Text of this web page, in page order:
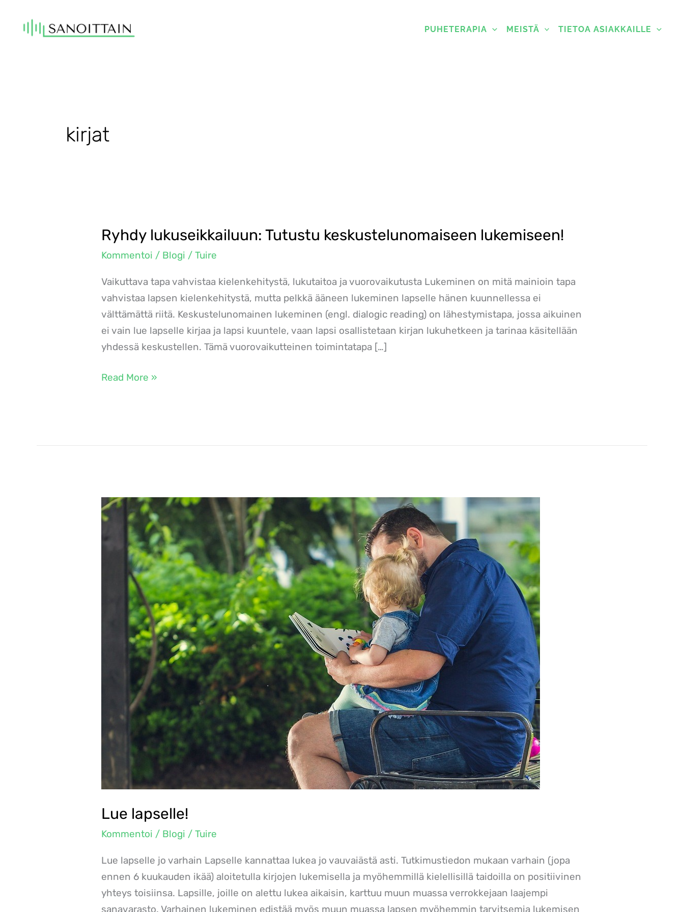
sisältöön
PUHETERAPIA MEISTÄ TIETOA ASIAKKAILLE
kirjat
Ryhdy lukuseikkailuun: Tutustu keskustelunomaiseen lukemiseen!
Kommentoi / Blogi / Tuire
Vaikuttava tapa vahvistaa kielenkehitystä, lukutaitoa ja vuorovaikutusta Lukeminen on mitä mainioin tapa
vahvistaa lapsen kielenkehitystä, mutta pelkkä ääneen lukeminen lapselle hänen kuunnellessa ei
välttämättä riitä. Keskustelunomainen lukeminen (engl. dialogic reading) on lähestymistapa, jossa aikuinen
ei vain lue lapselle kirjaa ja lapsi kuuntele, vaan lapsi osallistetaan kirjan lukuhetkeen ja tarinaa käsitellään
yhdessä keskustellen. Tämä vuorovaikutteinen toimintatapa […]
Ryhdy
lukuseikkailuun:
keskustelunomaiseen
lukemiseen!
Read More »
Lue lapselle!
Kommentoi / Blogi / Tuire
Lue lapselle jo varhain Lapselle kannattaa lukea jo vauvaiästä asti. Tutkimustiedon mukaan varhain (jopa
ennen 6 kuukauden ikää) aloitetulla kirjojen lukemisella ja myöhemmillä kielellisillä taidoilla on positiivinen
yhteys toisiinsa. Lapsille, joille on alettu lukea aikaisin, karttuu muun muassa verrokkejaan laajempi
sanavarasto. Varhainen lukeminen edistää myös muun muassa lapsen myöhemmin tarvitsemia lukemisen
Lue
lapselle!